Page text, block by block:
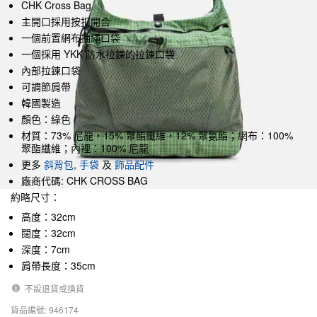
CHK Cross Bag
主開口採用按扣開合
一個前置網布抽繩口袋
一個採用 YKK 防水拉鍊的拉鍊口袋
內部拉鍊口袋
可調節肩帶
韓國製造
顏色：綠色
材質：73% 尼龍，15% 聚酯纖維，12% 聚氨酯；網布：100%
聚酯纖維；內裡：100% 尼龍
更多 斜背包, 手袋及飾品配件
廠商代碼: CHK CROSS BAG
約略尺寸：
高度：32cm
闊度：32cm
深度：7cm
肩帶長度：35cm
不設退貨或換貨
貨品編號: 946174